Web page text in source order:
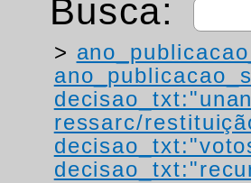
Busca:
>
ressarc/